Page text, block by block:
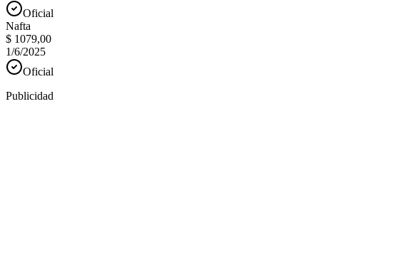
Oficial
Nafta
$ 1079,00
1/6/2025
Oficial
Publicidad